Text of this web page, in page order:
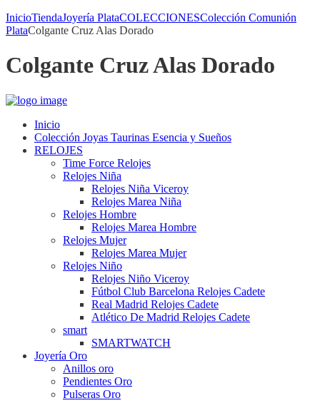
InicioTiendaJoyería PlataCOLECCIONESColección Comunión
PlataColgante Cruz Alas Dorado
Colgante Cruz Alas Dorado
Inicio
Colección Joyas Taurinas Esencia y Sueños
RELOJES
Time Force Relojes
Relojes Niña
Relojes Niña Viceroy
Relojes Marea Niña
Relojes Hombre
Relojes Marea Hombre
Relojes Mujer
Relojes Marea Mujer
Relojes Niño
Relojes Niño Viceroy
Fútbol Club Barcelona Relojes Cadete
Real Madrid Relojes Cadete
Atlético De Madrid Relojes Cadete
smart
SMARTWATCH
Joyería Oro
Anillos oro
Pendientes Oro
Pulseras Oro